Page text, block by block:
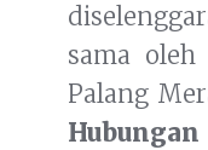
sama
Palang